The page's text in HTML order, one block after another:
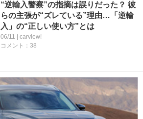
“逆輸入警察”の指摘は誤りだった？ 彼
らの主張が“ズレている”理由…「逆輸
入」の“正しい使い方”とは
06/11 | carview!
コメント：38